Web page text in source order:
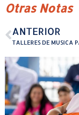
Otras Notas
ANTERIOR